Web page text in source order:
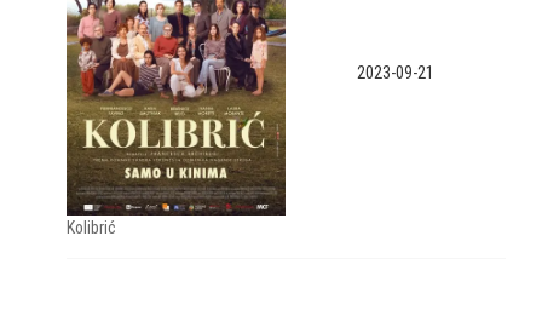
Kolibrić
2023-09-21